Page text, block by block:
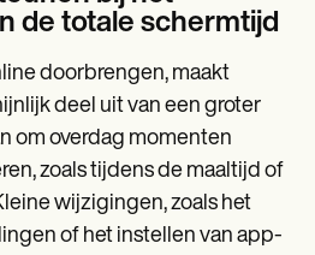
de totale schermtijd
doorbrengen, maakt
deel uit van een groter
om overdag momenten
zoals tijdens de maaltijd of
wijzigingen, zoals het
of het instellen van app-